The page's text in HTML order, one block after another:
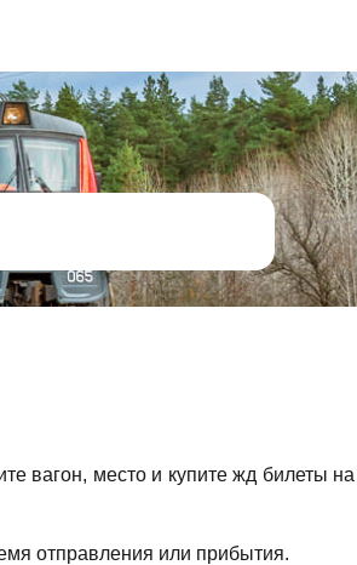
вагон, место и купите жд билеты
отправления или прибытия.